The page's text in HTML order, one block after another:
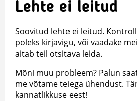
Lehte ei leitud
Soovitud lehte ei leitud.
poleks kirjavigu, või vaadake
aitab teil otsitava leida.
Mõni muu probleem? Palun
me võtame teiega ühendust.
kannatlikkuse eest!